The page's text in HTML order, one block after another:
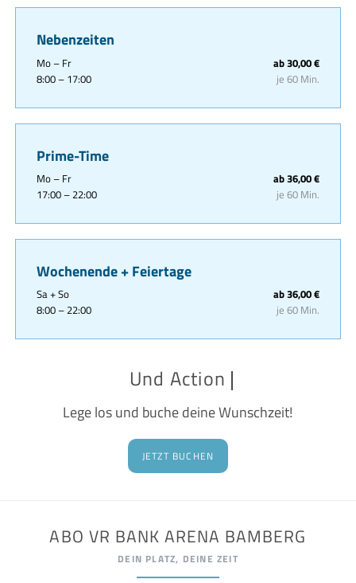
Nebenzeiten
Mo – Fr
ab 30,00 €
8:00 – 17:00
je 60 Min.
Prime-Time
Mo – Fr
ab 36,00 €
17:00 – 22:00
je 60 Min.
Wochenende + Feiertage
Sa + So
ab 36,00 €
8:00 – 22:00
je 60 Min.
Und Action
Und Action
Lege los und buche deine Wunschzeit!
JETZT BUCHEN
ABO VR BANK ARENA BAMBERG
DEIN PLATZ, DEINE ZEIT